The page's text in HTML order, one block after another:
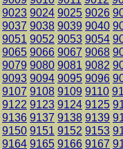
9023 9024 9025 9026
9037 9038 9039 9040
9051 9052 9053 9054
9065 9066 9067 9068
9079 9080 9081 9082
9093 9094 9095 9096
9107 9108 9109 9110
9122 9123 9124 9125
9136 9137 9138 9139
9150 9151 9152 9153
9164 9165 9166 9167